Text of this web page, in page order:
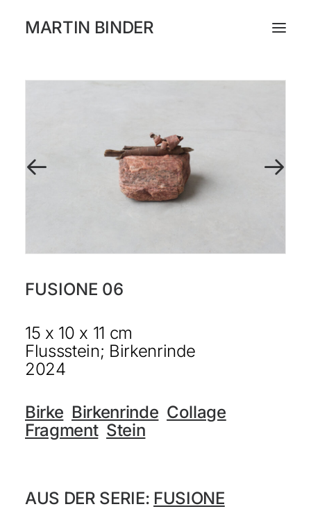
MARTIN BINDER
AUSSTELLUNGEN
KONTAKT
ENGLISH
FUSIONE 06
15 x 10 x 11 cm
Flussstein; Birkenrinde
2024
Birke Birkenrinde Collage
Fragment Stein
AUS DER SERIE: FUSIONE